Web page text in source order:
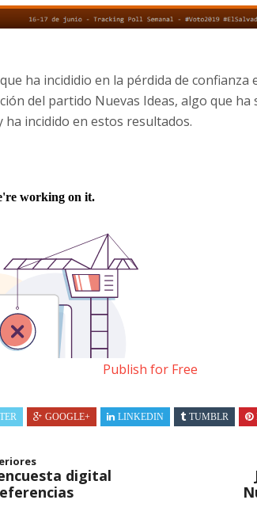
ha incididio en la pérdida de confianza
del partido Nuevas Ideas, algo que
ha incidido en estos resultados.
Publish for Free
GOOGLE+ LINKEDIN TUMBLR
digital